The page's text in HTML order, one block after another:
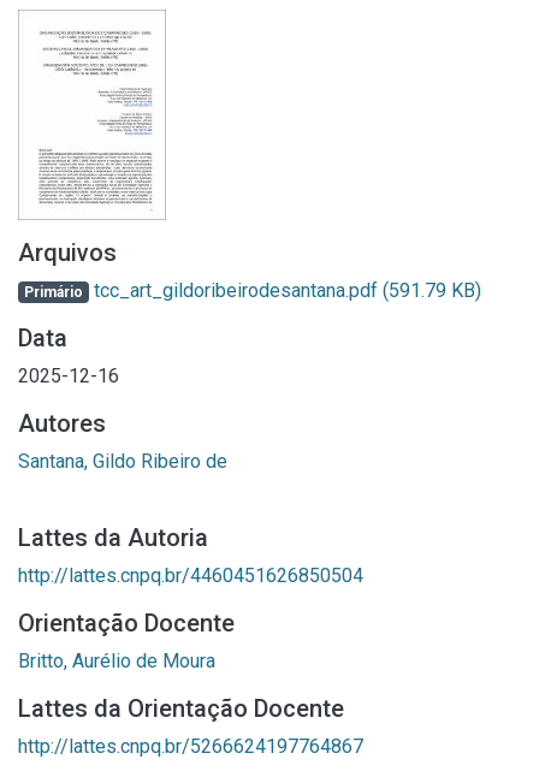
Arquivos
Primário tcc_art_gildoribeirodesantana.pdf (591.79 KB)
Data
2025-12-16
Autores
Santana, Gildo Ribeiro de
Lattes da Autoria
http://lattes.cnpq.br/4460451626850504
Orientação Docente
Britto, Aurélio de Moura
Lattes da Orientação Docente
http://lattes.cnpq.br/5266624197764867